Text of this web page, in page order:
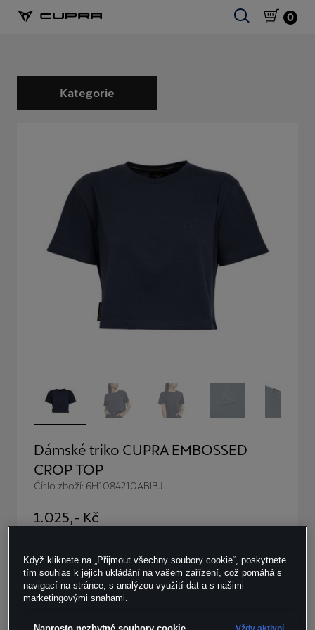
0
Kategorie
Dámské triko CUPRA EMBOSSED
CROP TOP
Číslo zboží: 6H1084210ABIBJ
1.025,- Kč
Skladem v omezeném množství
Velikost:
Když kliknete na „Přijmout všechny soubory cookie“, poskytnete
tím souhlas k jejich ukládání na vašem zařízení, což pomáhá s
navigací na stránce, s analýzou využití dat a s našimi
marketingovými snahami.